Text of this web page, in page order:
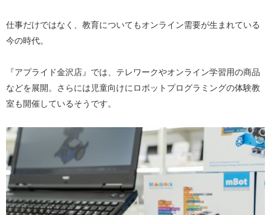
仕事だけではなく、教育についてもオンライン需要が生まれている
今の時代。
『アプライド金沢店』では、テレワークやオンライン学習用の商品
などを展開。さらには児童向けにロボットプログラミングの体験教
室も開催しているそうです。